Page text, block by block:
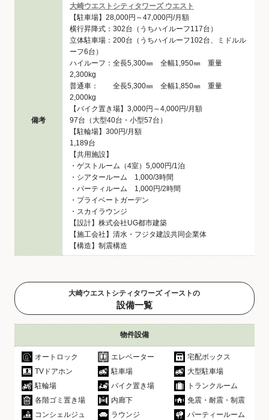
備考
大崎ウエストシティタワーズ ウエスト
【駐車場】28,000円～47,000円/月額
横行昇降式：302台（うちハイルーフ117台）
立体駐車場：200台（うちハイルーフ102台、ミドルル
ーフ6台）
ハイルーフ：全長5,300㎜ 全幅1,950㎜ 重量
2,300kg
普通車： 全長5,300㎜ 全幅1,850㎜ 重量
2,000kg
【バイク置き場】3,000円～4,000円/月額
97台（大型40台・小型57台）
【駐輪場】300円/月額
1,189台
【共用施設】
・ゲストルーム（4室）5,000円/1泊
・シアタールーム 1,000/3時間
・パーティルーム 1,000円/2時間
・プライベートガーデン
・スカイラウンジ
【設計】株式会社UG都市建築
【施工会社】清水・フジタ建設共同企業体
【構造】制震構造
大崎ウエストシティタワーズ イーストの
設備一覧
物件設備
オートロック エレベーター
宅配ボックス
TVドアホン
駐車場
大型駐車場
駐輪場
バイク置き場
トランクルーム
各階ゴミ置き場
内廊下
免震・耐震・制震
コンシェルジュ
ラウンジ パーティールーム